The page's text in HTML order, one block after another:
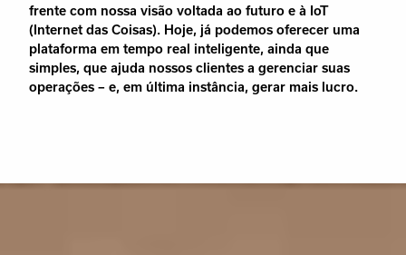
frente com nossa visão voltada ao futuro e à IoT
(Internet das Coisas). Hoje, já podemos oferecer uma
plataforma em tempo real inteligente, ainda que
simples, que ajuda nossos clientes a gerenciar suas
operações – e, em última instância, gerar mais lucro.